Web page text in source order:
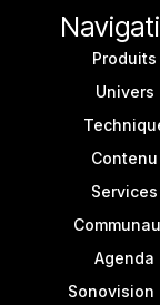
Produits
Univers
Contenu
Services
Agenda
Sonovision